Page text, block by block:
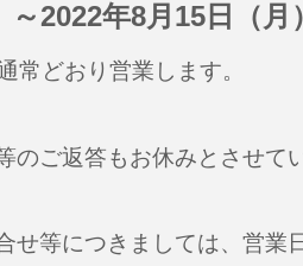
2022年8月15日（月）
どおり営業します。
ご返答もお休みとさせて
等につきましては、営業